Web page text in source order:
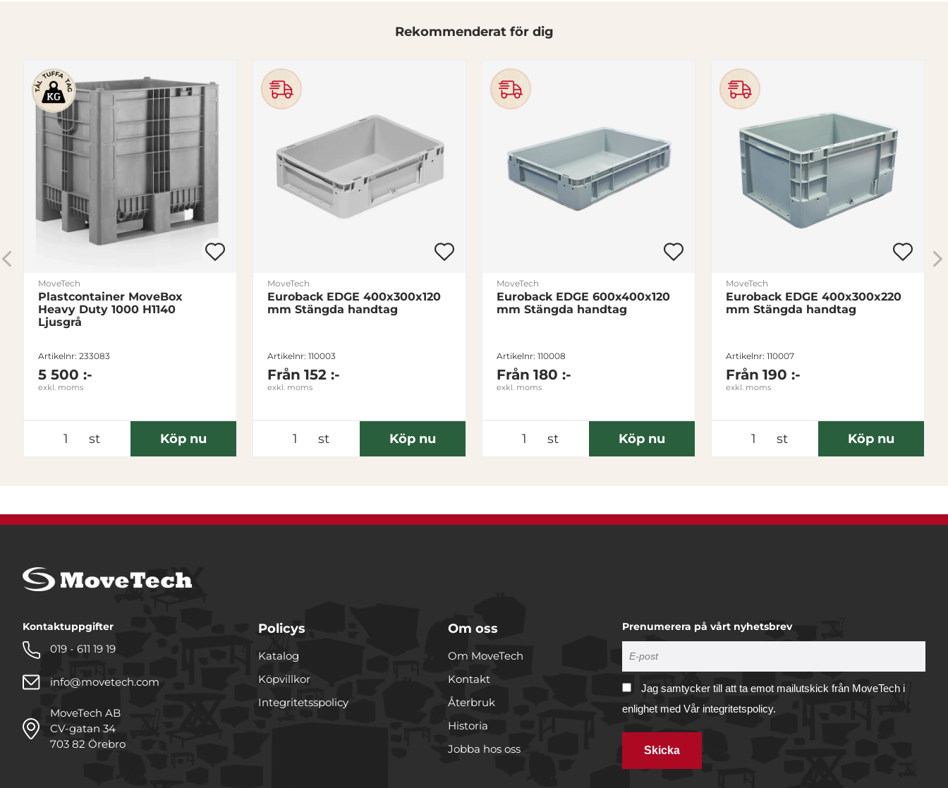
Rekommenderat för dig
MoveTech
Plastcontainer MoveBox
Heavy Duty 1000 H1140
Ljusgrå
Artikelnr: 233083
5 500 :-
exkl. moms
st Köp nu
MoveTech
Euroback EDGE 400x300x120
mm Stängda handtag
Artikelnr: 110003
Från 152 :-
exkl. moms
st Köp nu
MoveTech
Euroback EDGE 600x400x120
mm Stängda handtag
Artikelnr: 110008
Från 180 :-
exkl. moms
st Köp nu
MoveTech
Euroback EDGE 400x300x220
mm Stängda handtag
Artikelnr: 110007
Från 190 :-
exkl. moms
st Köp nu
Kontaktuppgifter
019 - 611 19 19
info@movetech.com
MoveTech AB
CV-gatan 34
703 82 Örebro
Policys
Katalog
Köpvillkor
Integritetsspolicy
Om oss
Om MoveTech
Kontakt
Återbruk
Historia
Jobba hos oss
Prenumerera på vårt nyhetsbrev
Jag samtycker till att ta emot mailutskick från MoveTech i
enlighet med Vår integritetspolicy.
Skicka